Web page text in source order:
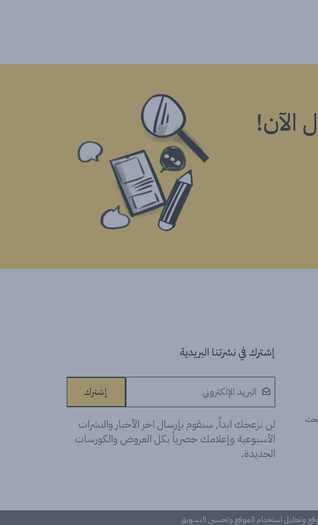
الآن!
إشترك في نشرتنا البريدية
إشترك
لن نزعجك ابداً, سنقوم بإرسال اخر الأخبار والنشرات
الأسبوعية وإعلامك حصرياً بكل العروض والكورسات
الجديدة.
وتحليل استخدام الموقع وتحسين التسويق